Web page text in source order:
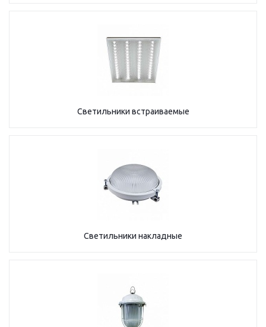
Светильники встраиваемые
Светильники накладные